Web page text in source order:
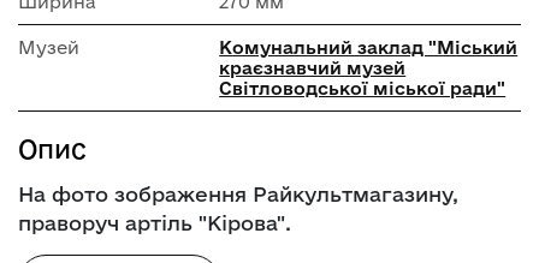
Музей
Комунальний заклад "Міський
краєзнавчий музей
Світловодської міської ради"
Опис
На фото зображення Райкультмагазину,
праворуч артіль "Кірова".